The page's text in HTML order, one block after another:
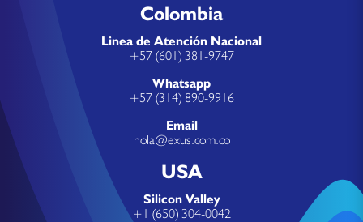
Colombia
Linea de Atención Nacional
+57 (601) 381-9747
Whatsapp
+57 (314) 890-9916
Email
hola@exus.com.co
USA
Silicon Valley
+1 (650) 304-0042